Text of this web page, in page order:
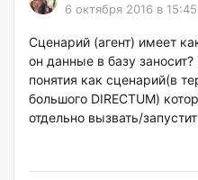
6 октября 2016 в 15:45
Сценарий (агент) имеет
он данные в базу
понятия как сценарий(в
большого DIRECTUM)
отдельно вызвать/